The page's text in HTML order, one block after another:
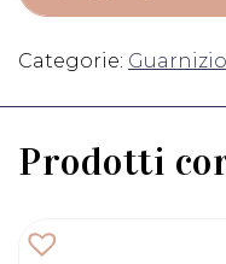
Categorie:
Prodotti